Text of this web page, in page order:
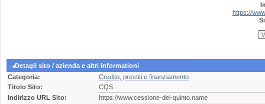
https://
Detagli sito / azienda e altri informationi
Categoria:
Credito, prestiti e finanziamento
Titolo Sito:
CQS
Indirizzo URL Sito:
https://www.cessione-del-quinto.name